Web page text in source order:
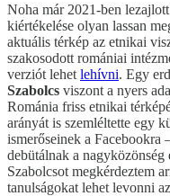
Noha már 2021-ben
kiértékelése olyan lassan
aktuális térkép az etnikai
szakosodott romániai
verziót lehet lehívni. Egy
Szabolcs viszont a nyers
Románia friss etnikai
arányát is szemléltette egy
ismerőseinek a Facebookra
debütálnak a
Szabolcsot megkérdeztem
tanulságokat lehet levonni